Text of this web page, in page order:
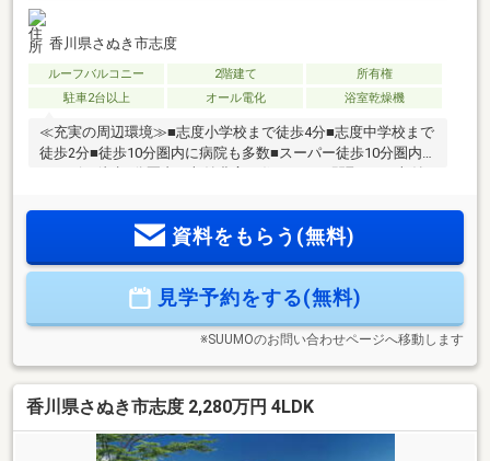
香川県さぬき市志度
ルーフバルコニー 2階建て
所有権
駐車2台以上
オール電化 浴室乾燥機
≪充実の周辺環境≫■志度小学校まで徒歩4分■志度中学校まで
徒歩2分■徒歩10分圏内に病院も多数■スーパー徒歩10分圏内■
■雨でも安心のインナーバルコニー≪安心の住宅性能≫■高断
熱×耐震等級3×低価格の新築住宅!■住宅性能表示制度7項目で
資料をもらう(無料)
見学予約をする(無料)
※SUUMOのお問い合わせページへ移動します
香川県さぬき市志度 2,280万円 4LDK